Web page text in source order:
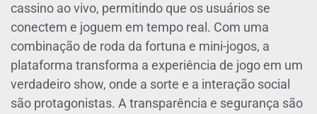
cassino ao vivo, permitindo que os usuários se
conectem e joguem em tempo real. Com uma
combinação de roda da fortuna e mini-jogos, a
plataforma transforma a experiência de jogo em um
verdadeiro show, onde a sorte e a interação social
são protagonistas. A transparência e segurança são